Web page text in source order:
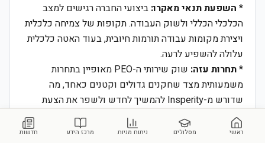
* השפעת תנאי מאקרו: ביצועי החברה רגישים למצב
הכלכלי הכללי ולשוק העבודה. תקופות של צמיחה כלכלית
ויצירת מקומות עבודה תורמות חיובית, בעוד האטה כלכלית
עלולה להשפיע לרעה.
*תחרות עזה:
שוק שירותי ה-PEO מאופיין בתחרות
משמעותית מצד שחקנים גדולים וקטנים כאחד, מה
שדורש מ-Insperity להמשיך לחדש ולשפר את הצעת
הערך שלה.
*התאמות למדיניות רגולטורית:החברה פועלת בסביבה
ראשי מסלולים ניתוח מניות מרכז הידע חדשות